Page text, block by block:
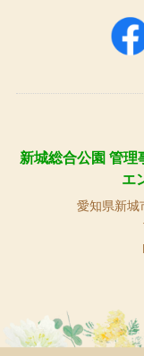
新城総合公園 管理
エ
愛知県新城